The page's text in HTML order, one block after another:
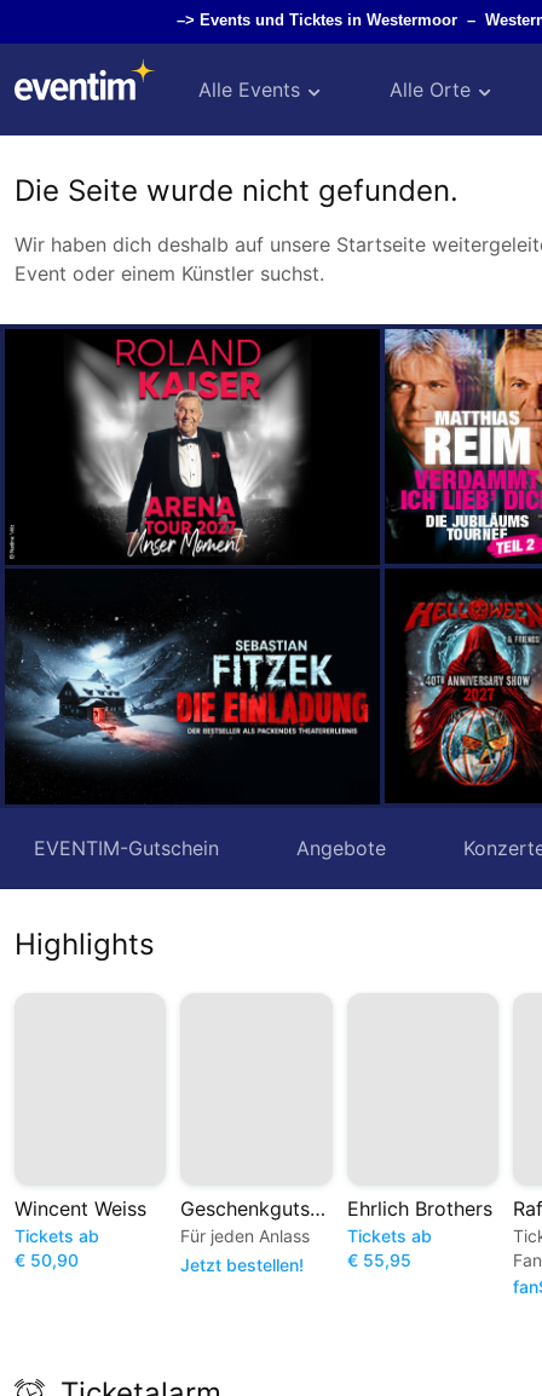
–> Events und Ticktes in Westermoor –